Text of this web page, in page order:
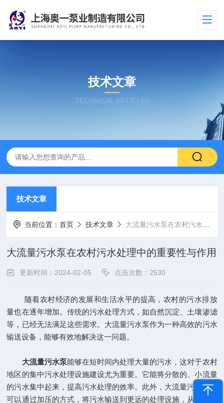
技术文章
TECHNICAL ARTICLES
技术文章
当前位置：首页 技术文章 大流量污水泵在农村污水处理中的重要性与作用
大流量污水泵在农村污水处理中的重要性与作用
更新时间：2024-02-05 点击次数：2530
随着农村经济的发展和生活水平的提高，农村的污水排放
量也在逐年增加。传统的污水处理方式，如自然沉淀、土壤渗滤
等，已经无法满足这些需求。大流量污水泵作为一种高效的污水
输送设备，能够有效地解决这一问题。
大流量污水泵能够在短时间内处理大量的污水，这对于农村
地区的集中污水处理设施建设尤为重要。它能将分散的、小流量
的污水集中起来，提高污水处理的效率。此外，大流量污水泵还
可以通过加压的方式，将污水输送到更远的处理设施，从而扩大